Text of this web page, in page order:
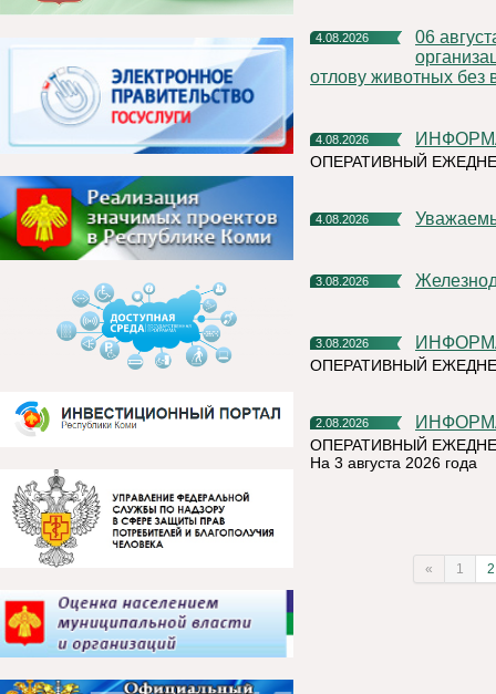
4.08.2026
06 августа 2026 года на территории Княжпогостского района,
отлову животных без
4.08.2026
ОПЕРАТИВНЫЙ
4.08.2026
3.08.2026
3.08.2026
ОПЕРАТИВНЫЙ
2.08.2026
ОПЕРАТИВНЫЙ
На 3 августа 2026 года
« 1 2